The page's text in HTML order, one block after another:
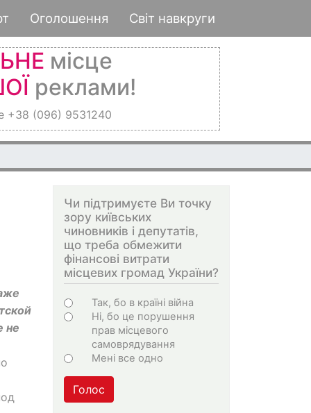
Оголошення Світ навкруги
місце
реклами!
+38 (096) 9531240
не
Чи підтримуєте Ви точку
зору київських
чиновників і депутатів,
що треба обмежити
фінансові витрати
місцевих громад України?
Choices
Так, бо в країні війна
Ні, бо це порушення
прав місцевого
самоврядування
Мені все одно
Голос